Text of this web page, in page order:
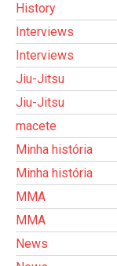
History
Interviews
Interviews
Jiu-Jitsu
Jiu-Jitsu
macete
Minha história
Minha história
MMA
MMA
News